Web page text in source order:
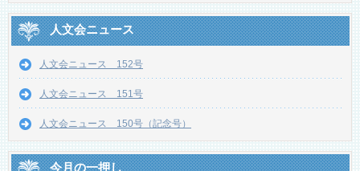
人文会ニュース
人文会ニュース 152号
人文会ニュース 151号
人文会ニュース 150号（記念号）
今月の一押し